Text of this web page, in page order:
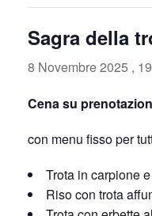
Sagra della
8 Novembre 2025 ,
Cena su
con menu fisso per
Trota in carpione
Riso con trota